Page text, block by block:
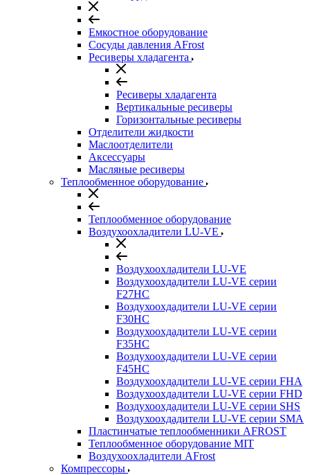
Емкостное оборудование
Сосуды давления AFrost
Ресиверы хладагента
Ресиверы хладагента
Вертикальные ресиверы
Горизонтальные ресиверы
Отделители жидкости
Маслоотделители
Аксессуары
Масляные ресиверы
Теплообменное оборудование
Теплообменное оборудование
Воздухоохладители LU-VE
Воздухоохладители LU-VE
Воздухоохдадители LU-VE серии
F27HC
Воздухоохдадители LU-VE серии
F30HC
Воздухоохдадители LU-VE серии
F35HC
Воздухоохдадители LU-VE серии
F45HC
Воздухоохдадители LU-VE серии FHA
Воздухоохдадители LU-VE серии FHD
Воздухоохдадители LU-VE серии SHS
Воздухоохдадители LU-VE серии SMA
Пластинчатые теплообменники AFROST
Теплообменное оборудование MIT
Воздухоохладители AFrost
Компрессоры